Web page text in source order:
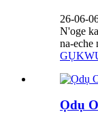
26-06-
N'oge
na-eche
Ọdụ